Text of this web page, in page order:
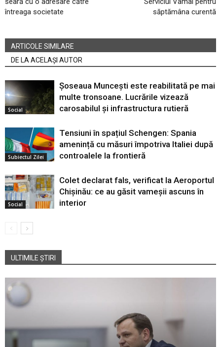
întreaga societate
săptămâna curentă
ARTICOLE SIMILARE
DE LA ACELAȘI AUTOR
Social
Șoseaua Muncești este reabilitată pe mai
multe tronsoane. Lucrările vizează
carosabilul și infrastructura rutieră
Subiectul Zilei
Tensiuni în spațiul Schengen: Spania
amenință cu măsuri împotriva Italiei după
controalele la frontieră
Social
Colet declarat fals, verificat la Aeroportul
Chișinău: ce au găsit vameșii ascuns în
interior
ULTIMILE ȘTIRI